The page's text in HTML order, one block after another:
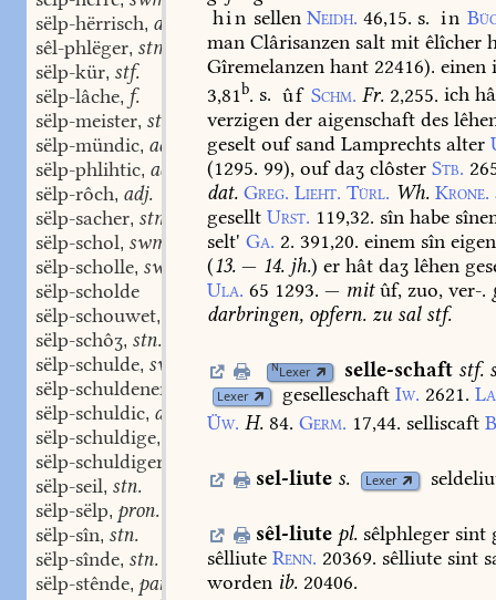
sëlp-hërrisch, adj.
sêl-phlëger, stm.
sëlp-kür, stf.
sëlp-lâche, f.
sëlp-meister, stm.
sëlp-mündic, adj.
sëlp-phlihtic, adj.
sëlp-rôch, adj.
sëlp-sacher, stm.
sëlp-schol, swm.
sëlp-scholle, swm.
sëlp-scholde
sëlp-schouwet,
part. adj.
sëlp-schôʒ, stn.
sëlp-schulde, swm.
sëlp-schuldener
sëlp-schuldic, adj.
sëlp-schuldige,
sëlp-schuldiger
sëlp-seil, stn.
sëlp-sëlp, pron. adj.
sëlp-sîn, stn.
sëlp-sînde, stn.
sëlp-stênde, part. adj.
hin sellen Neidh. 46,15. s. in
man Clârisanzen salt mit êlîcher
Gîremelanzen hant 22416). einen
3,81b. s. ûf Schm. Fr. 2,255. ich
verzigen der aigenschaft des
geselt oufsand Lamprechts alter
(1295. 99), oufdaʒ clôster Stb.
dat. Greg. Lieht. Türl. Wh. Krone.
gesellt Urst. 119,32. sîn habe
selt' Ga. 2. 391,20. einem sîn eigen
(13. — 14. jh.) er hât daʒ lêhen
Ula. 65 1293. — mitûf, zuo, ver-.
darbringen, opfern. zu sal stf.
NLexer selle-schaft stf.
Lexer geselleschaft Iw. 2621.
Üw. H. 84. Germ. 17,44. selliscaft
sel-liute s. Lexer
sêl-liute pl. sêlphlegersint
sêlliute Renn. 20369. sêlliute sint
worden ib. 20406.